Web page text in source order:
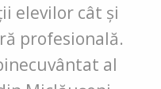
elevilor cât și
profesională.
al